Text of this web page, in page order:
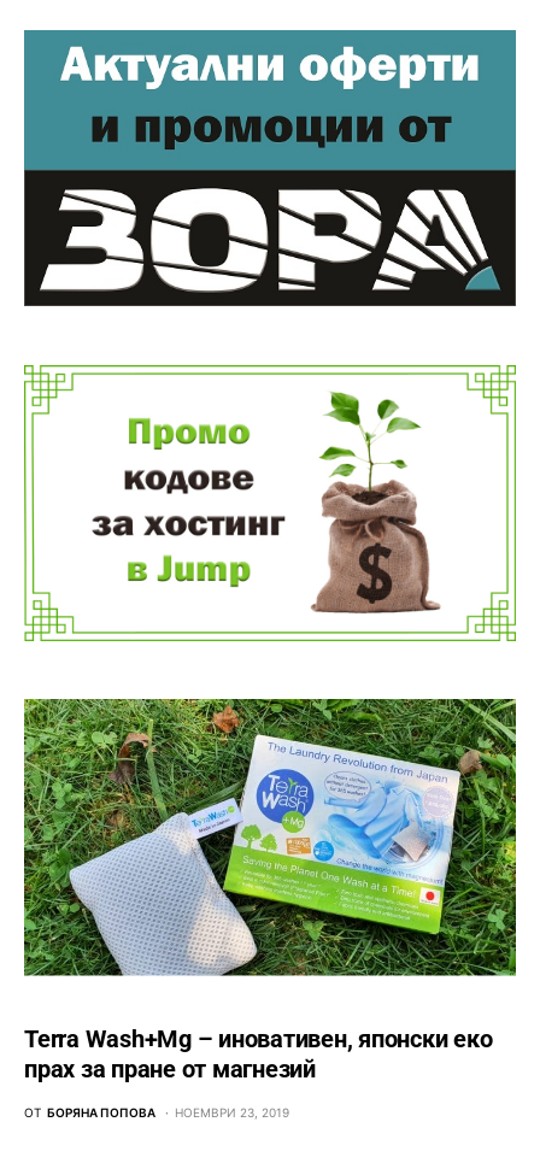
Terra Wash+Mg – иновативен, японски еко
прах за пране от магнезий
ОТ БОРЯНА ПОПОВА НОЕМВРИ 23, 2019